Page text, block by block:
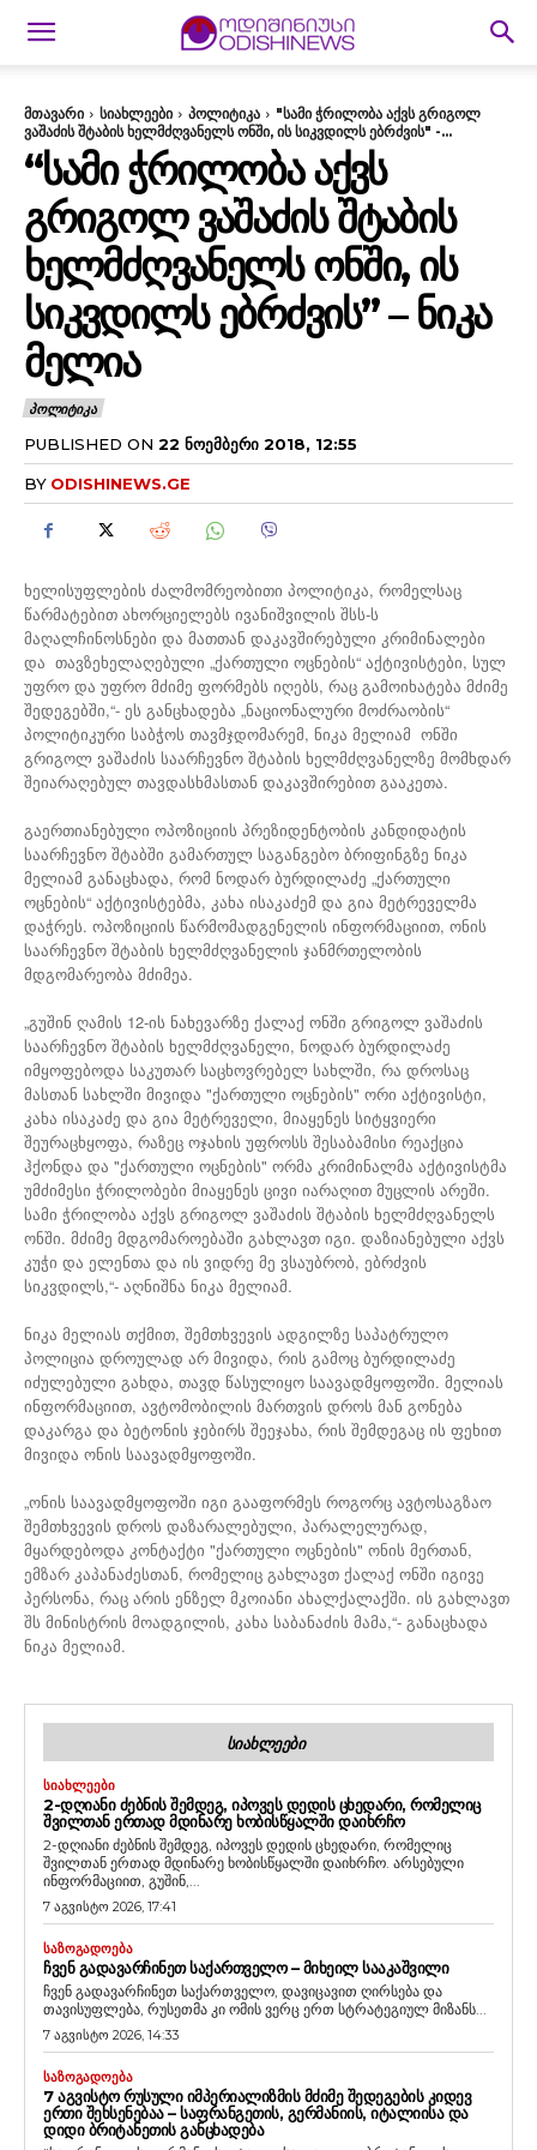
მთავარი სიახლეები პოლიტიკა
"სამი ჭრილობა აქვს გრიგოლ
ვაშაძის შტაბის ხელმძღვანელს ონში, ის სიკვდილს ებრძვის" -...
“ᲡᲐᲛᲘ ᲭᲠᲘᲚᲝᲑᲐ ᲐᲥᲕᲡ
ᲒᲠᲘᲒᲝᲚ ᲕᲐᲨᲐᲫᲘᲡ ᲨᲢᲐᲑᲘᲡ
ᲮᲔᲚᲛᲫᲦᲕᲐᲜᲔᲚᲡ ᲝᲜᲨᲘ, ᲘᲡ
ᲡᲘᲙᲕᲓᲘᲚᲡ ᲔᲑᲠᲫᲕᲘᲡ” – ᲜᲘᲙᲐ
ᲛᲔᲚᲘᲐ
ᲞᲝᲚᲘᲢᲘᲙᲐ
PUBLISHED ON 22 ᲜᲝᲔᲛᲑᲔᲠᲘ 2018, 12:55
BY ODISHINEWS.GE
ხელისუფლების ძალმომრეობითი პოლიტიკა, რომელსაც
წარმატებით ახორციელებს ივანიშვილის შსს-ს
მაღალჩინოსნები და მათთან დაკავშირებული კრიმინალები
და თავზეხელაღებული „ქართული ოცნების“ აქტივისტები, სულ
უფრო და უფრო მძიმე ფორმებს იღებს, რაც გამოიხატება მძიმე
შედეგებში,“- ეს განცხადება „ნაციონალური მოძრაობის“
პოლიტიკური საბჭოს თავმჯდომარემ, ნიკა მელიამ ონში
გრიგოლ ვაშაძის საარჩევნო შტაბის ხელმძღვანელზე მომხდარ
შეიარაღებულ თავდასხმასთან დაკავშირებით გააკეთა.
გაერთიანებული ოპოზიციის პრეზიდენტობის კანდიდატის
საარჩევნო შტაბში გამართულ საგანგებო ბრიფინგზე ნიკა
მელიამ განაცხადა, რომ ნოდარ ბურდილაძე „ქართული
ოცნების“ აქტივისტებმა, კახა ისაკაძემ და გია მეტრეველმა
დაჭრეს. ოპოზიციის წარმომადგენელის ინფორმაციით, ონის
საარჩევნო შტაბის ხელმძღვანელის ჯანმრთელობის
მდგომარეობა მძიმეა.
„გუშინ ღამის 12-ის ნახევარზე ქალაქ ონში გრიგოლ ვაშაძის
საარჩევნო შტაბის ხელმძღვანელი, ნოდარ ბურდილაძე
იმყოფებოდა საკუთარ საცხოვრებელ სახლში, რა დროსაც
მასთან სახლში მივიდა "ქართული ოცნების" ორი აქტივისტი,
კახა ისაკაძე და გია მეტრეველი, მიაყენეს სიტყვიერი
შეურაცხყოფა, რაზეც ოჯახის უფროსს შესაბამისი რეაქცია
ჰქონდა და "ქართული ოცნების" ორმა კრიმინალმა აქტივისტმა
უმძიმესი ჭრილობები მიაყენეს ცივი იარაღით მუცლის არეში.
სამი ჭრილობა აქვს გრიგოლ ვაშაძის შტაბის ხელმძღვანელს
ონში. მძიმე მდგომაროებაში გახლავთ იგი. დაზიანებული აქვს
კუჭი და ელენთა და ის ვიდრე მე ვსაუბრობ, ებრძვის
სიკვდილს,“- აღნიშნა ნიკა მელიამ.
ნიკა მელიას თქმით, შემთხვევის ადგილზე საპატრულო
პოლიცია დროულად არ მივიდა, რის გამოც ბურდილაძე
იძულებული გახდა, თავდ წასულიყო საავადმყოფოში. მელიას
ინფორმაციით, ავტომობილის მართვის დროს მან გონება
დაკარგა და ბეტონის ჯებირს შეეჯახა, რის შემდეგაც ის ფეხით
მივიდა ონის საავადმყოფოში.
„ონის საავადმყოფოში იგი გააფორმეს როგორც ავტოსაგზაო
შემთხვევის დროს დაზარალებული, პარალელურად,
მყარდებოდა კონტაქტი "ქართული ოცნების" ონის მერთან,
ემზარ კაპანაძესთან, რომელიც გახლავთ ქალაქ ონში იგივე
პერსონა, რაც არის ენზელ მკოიანი ახალქალაქში. ის გახლავთ
შს მინისტრის მოადგილის, კახა საბანაძის მამა,“- განაცხადა
ნიკა მელიამ.
ᲡᲘᲐᲮᲚᲔᲔᲑᲘ
ᲡᲘᲐᲮᲚᲔᲔᲑᲘ
2-ᲓᲦᲘᲐᲜᲘ ᲫᲔᲑᲜᲘᲡ ᲨᲔᲛᲓᲔᲒ, ᲘᲞᲝᲕᲔᲡ ᲓᲔᲓᲘᲡ ᲪᲮᲔᲓᲐᲠᲘ, ᲠᲝᲛᲔᲚᲘᲪ
ᲨᲕᲘᲚᲗᲐᲜ ᲔᲠᲗᲐᲓ ᲛᲓᲘᲜᲐᲠᲔ ᲮᲝᲑᲘᲡᲬᲧᲐᲚᲨᲘ ᲓᲐᲘᲮᲠᲩᲝ
2-დღიანი ძებნის შემდეგ, იპოვეს დედის ცხედარი, რომელიც
შვილთან ერთად მდინარე ხობისწყალში დაიხრჩო. არსებული
ინფორმაციით, გუშინ,...
7 აგვისტო 2026, 17:41
ᲡᲐᲖᲝᲒᲐᲓᲝᲔᲑᲐ
ᲩᲕᲔᲜ ᲒᲐᲓᲐᲕᲐᲠᲩᲘᲜᲔᲗ ᲡᲐᲥᲐᲠᲗᲕᲔᲚᲝ – ᲛᲘᲮᲔᲘᲚ ᲡᲐᲐᲙᲐᲨᲕᲘᲚᲘ
ჩვენ გადავარჩინეთ საქართველო, დავიცავით ღირსება და
თავისუფლება, რუსეთმა კი ომის ვერც ერთ სტრატეგიულ მიზანს...
7 აგვისტო 2026, 14:33
ᲡᲐᲖᲝᲒᲐᲓᲝᲔᲑᲐ
7 ᲐᲒᲕᲘᲡᲢᲝ ᲠᲣᲡᲣᲚᲘ ᲘᲛᲞᲔᲠᲘᲐᲚᲘᲖᲛᲘᲡ ᲛᲫᲘᲛᲔ ᲨᲔᲓᲔᲒᲔᲑᲘᲡ ᲙᲘᲓᲔᲕ
ᲔᲠᲗᲘ ᲨᲔᲮᲡᲔᲜᲔᲑᲐᲐ – ᲡᲐᲤᲠᲐᲜᲒᲔᲗᲘᲡ, ᲒᲔᲠᲛᲐᲜᲘᲘᲡ, ᲘᲢᲐᲚᲘᲘᲡᲐ ᲓᲐ
ᲓᲘᲓᲘ ᲑᲠᲘᲢᲐᲜᲔᲗᲘᲡ ᲒᲐᲜᲪᲮᲐᲓᲔᲑᲐ